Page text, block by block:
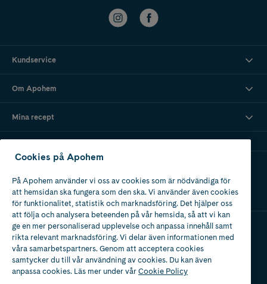
Kundservice
Om Apohem
Mina recept
Apotek med tillstånd
av Läkemedelsverket
Cookies på Apohem
På Apohem använder vi oss av cookies som är nödvändiga för
att hemsidan ska fungera som den ska. Vi använder även cookies
för funktionalitet, statistik och marknadsföring. Det hjälper oss
att följa och analysera beteenden på vår hemsida, så att vi kan
ge en mer personaliserad upplevelse och anpassa innehåll samt
rikta relevant marknadsföring. Vi delar även informationen med
våra samarbetspartners. Genom att acceptera cookies
samtycker du till vår användning av cookies. Du kan även
anpassa cookies. Läs mer under vårCookie Policy